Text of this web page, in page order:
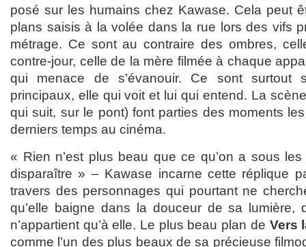
posé sur les humains chez Kawase. Cela peut
plans saisis à la volée dans la rue lors des vifs
métrage. Ce sont au contraire des ombres,
contre-jour, celle de la mère filmée à chaque
qui menace de s’évanouir. Ce sont surtout
principaux, elle qui voit et lui qui entend. La
qui suit, sur le pont) font parties des moments
derniers temps au cinéma.
« Rien n’est plus beau que ce qu’on a sous
disparaître » – Kawase incarne cette réplique
travers des personnages qui pourtant ne
qu’elle baigne dans la douceur de sa lumière,
n’appartient qu’à elle. Le plus beau plan de Vers
comme l’un des plus beaux de sa précieuse